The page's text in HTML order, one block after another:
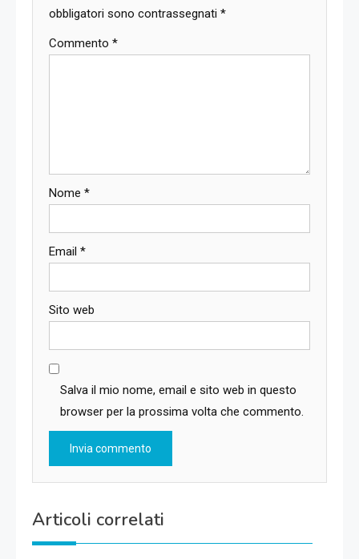
obbligatori sono contrassegnati *
Commento *
Nome *
Email *
Sito web
Salva il mio nome, email e sito web in questo
browser per la prossima volta che commento.
Articoli correlati